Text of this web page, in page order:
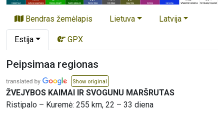
Bendras žemėlapis Lietuva Latvija
Estija GPX
Peipsimaa regionas
Show original
ŽVEJYBOS KAIMAI IR SVOGUNU MARŠRUTAS
Ristipalo – Kuremė: 255 km, 22 – 33 diena